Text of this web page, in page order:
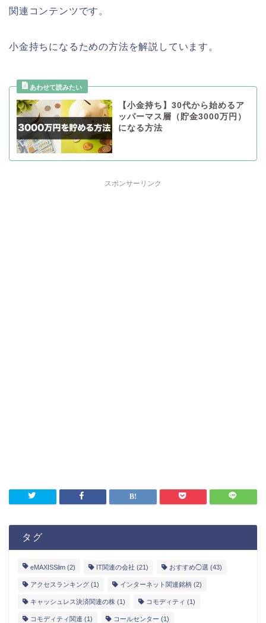
関連コンテンツです。
小金持ちになるための方法を解説しています。
【小金持ち】30代から始めるア
ッパーマス層（貯金3000万円）
になる方法
スポンサーリンク
タグ
eMAXISSlim (2) IT関連の会社 (21) おすすめ◯選 (43)
アクセスランキング (1) インターネット関連銘柄 (2)
キャッシュレス決済関連の株 (1) コモディティ (1)
コモディティ関連 (1) コールセンター (1)